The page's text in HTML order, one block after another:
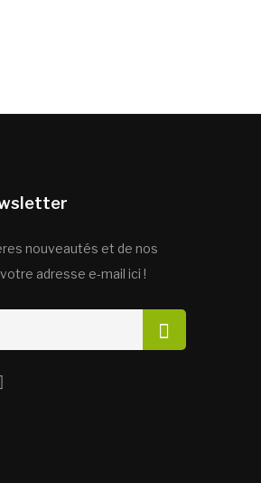
nouveautés et de nos
adresse e-mail ici !